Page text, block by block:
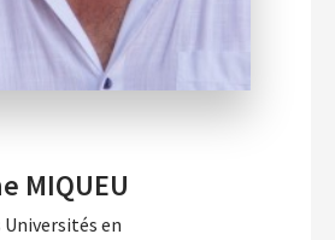
MIQUEU
Universités en